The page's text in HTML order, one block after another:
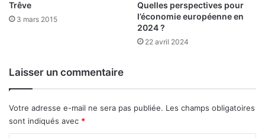
b
i
é
s
e
n
s
p
d
l
a
z
Trêve
3 mars 2015
Quelles perspectives pour
l’économie européenne en
2024 ?
22 avril 2024
Laisser un commentaire
Votre adresse e-mail ne sera pas publiée. Les champs obligatoires
sont indiqués avec *